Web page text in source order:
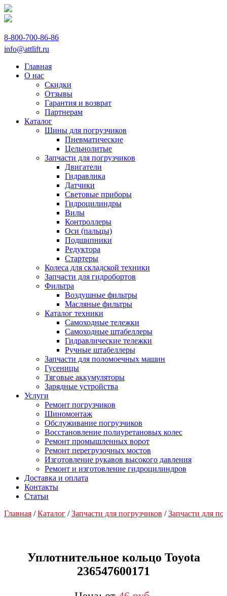
8-800-700-86-86
info@attlift.ru
Главная
О нас
Скидки
Отзывы
Гарантия и возврат
Партнерам
Каталог
Шины для погрузчиков
Пневматические
Цельнолитые
Запчасти для погрузчиков
Двигатели
Гидравлика
Датчики
Световые приборы
Гидроцилиндры
Вилы
Контроллеры
Оси (пальцы)
Подшипники
Редуктора
Стартеры
Колеса для складской техники
Запчасти для гидробортов
Фильтра
Воздушные фильтры
Масляные фильтры
Каталог техники
Самоходные тележки
Самоходные штабеллеры
Гидравлические тележки
Ручные штабеллеры
Запчасти для поломоечных машин
Гусеницы
Тяговые аккумуляторы
Зарядные устройства
Услуги
Ремонт погрузчиков
Шиномонтаж
Обслуживание погрузчиков
Восстановление полиуретановых колес
Ремонт промышленных ворот
Ремонт перегрузочных мостов
Изготовление рукавов высокого давления
Ремонт и изготовление гидроцилиндров
Доставка и оплата
Контакты
Статьи
Главная /Каталог /Запчасти для погрузчиков /Запчасти для
Уплотнительное кольцо Toyota
236547600171